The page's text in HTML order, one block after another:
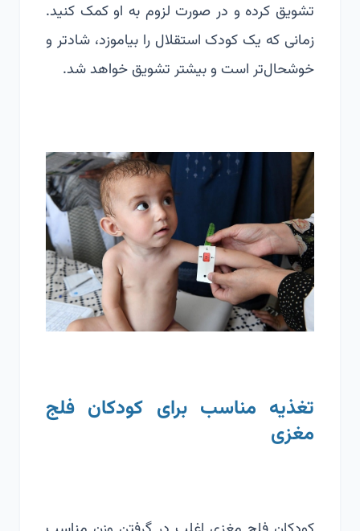
تشویق کرده و در صورت لزوم به او کمک کنید.
زمانی که یک کودک استقلال را بیاموزد، شادتر و
خوشحال‌تر است و بیشتر تشویق خواهد شد.
تغذیه مناسب برای کودکان فلج
مغزی